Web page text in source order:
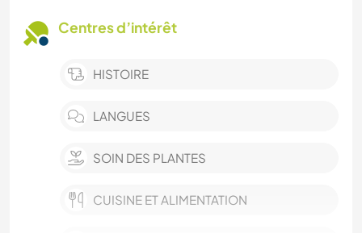
Centres d’intérêt
HISTOIRE
LANGUES
SOIN DES PLANTES
CUISINE ET ALIMENTATION